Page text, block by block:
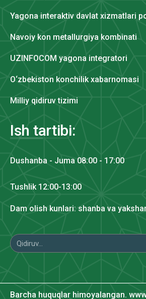
Yagona interaktiv davlat xizmatlari
Navoiy kon metallurgiya kombinati
UZINFOCOM yagona integratori
O‘zbekiston konchilik xabarnomasi
Milliy qidiruv tizimi
Ish tartibi:
Dushanba - Juma 08:00 - 17:00
Tushlik 12:00-13:00
Dam olish kunlari: shanba va
Barcha huquqlar himoyalangan.